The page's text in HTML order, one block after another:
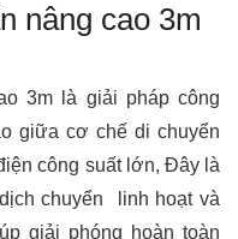
nâng cao 3m
3m là giải pháp công
giữa cơ chế di chuyển
công suất lớn, Đây là
chuyển linh hoạt và
giải phóng hoàn toàn